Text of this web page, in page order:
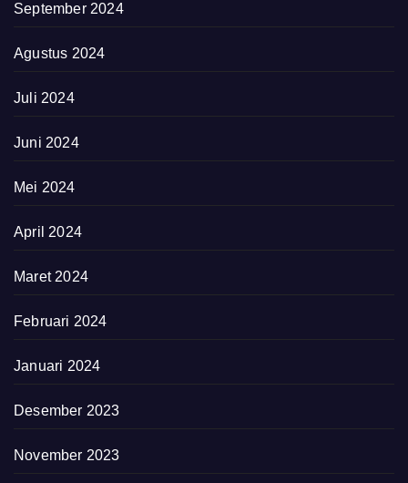
September 2024
Agustus 2024
Juli 2024
Juni 2024
Mei 2024
April 2024
Maret 2024
Februari 2024
Januari 2024
Desember 2023
November 2023